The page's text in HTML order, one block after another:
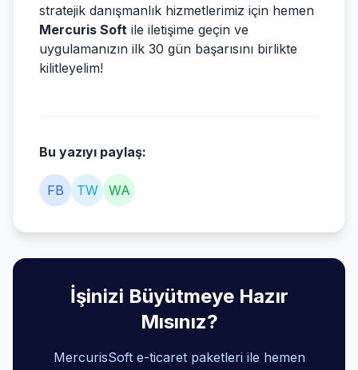
stratejik danışmanlık hizmetlerimiz için hemen
Mercuris Soft ile iletişime geçin ve
uygulamanızın ilk 30 gün başarısını birlikte
kilitleyelim!
Bu yazıyı paylaş:
FB TW WA
İşinizi Büyütmeye Hazır
Mısınız?
MercurisSoft e-ticaret paketleri ile hemen